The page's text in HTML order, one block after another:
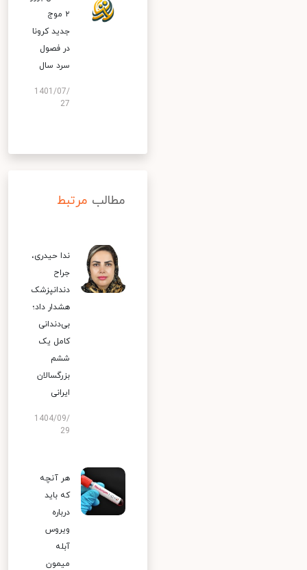
۲ موج
جدید کرونا
در فصول
سرد سال
1401/07/
27
مطالب مرتبط
ندا حیدری،
جراح
دندانپزشک
هشدار داد؛
بی‌دندانی
کامل یک
ششم
بزرگسالان
ایرانی
1404/09/
29
هر آنچه
که باید
درباره
ویروس
آبله
میمون